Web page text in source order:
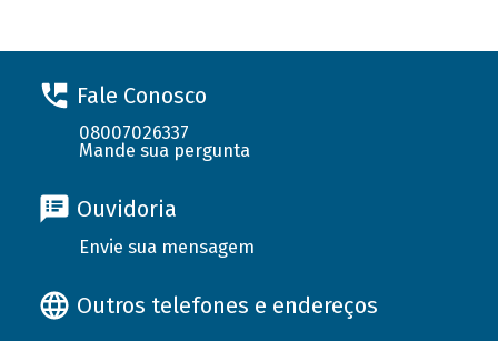
Fale Conosco
08007026337
Mande sua pergunta
Ouvidoria
Envie sua mensagem
Outros telefones e endereços